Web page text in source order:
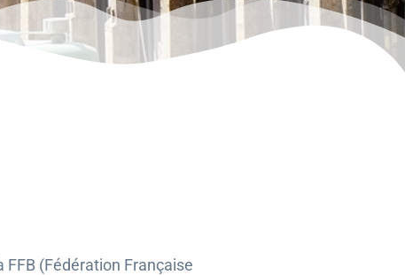
FFB (Fédération Française